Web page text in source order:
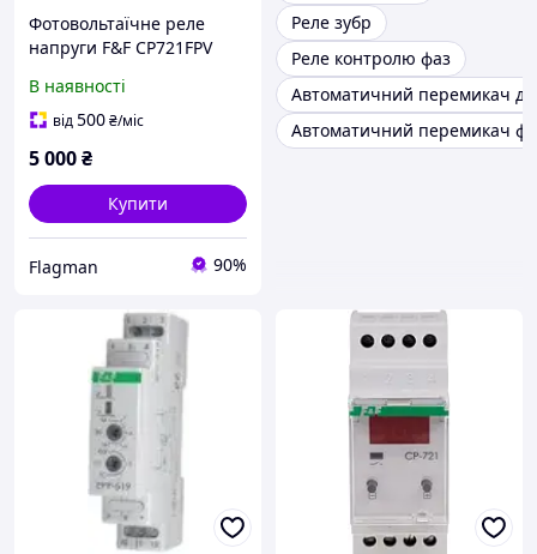
Фотовольтаїчне реле
напруги F&F CP721FPV
В наявності
від500₴/міс
5 000₴
Купити
Flagman 90%
Реле зубр
Реле контролю фаз
Автоматичний перемикач
Автоматичний перемикач